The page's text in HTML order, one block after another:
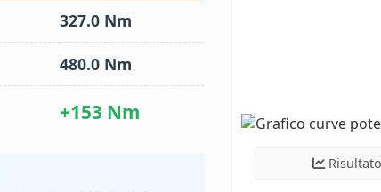
327.0 Nm
480.0 Nm
+153 Nm